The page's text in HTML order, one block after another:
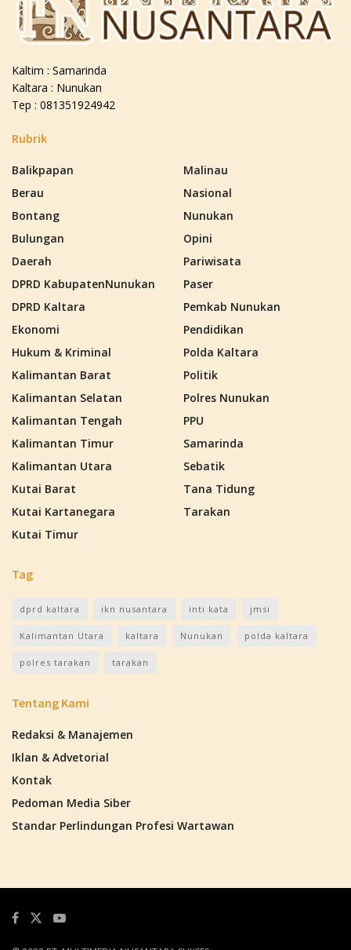
Kaltim : Samarinda
Kaltara : Nunukan
Tep : 081351924942
Rubrik
Balikpapan
Berau
Bontang
Bulungan
Daerah
DPRD KabupatenNunukan
DPRD Kaltara
Ekonomi
Hukum & Kriminal
Kalimantan Barat
Kalimantan Selatan
Kalimantan Tengah
Kalimantan Timur
Kalimantan Utara
Kutai Barat
Kutai Kartanegara
Kutai Timur
Malinau
Nasional
Nunukan
Opini
Pariwisata
Paser
Pemkab Nunukan
Pendidikan
Polda Kaltara
Politik
Polres Nunukan
PPU
Samarinda
Sebatik
Tana Tidung
Tarakan
Tag
dprd kaltara ikn nusantara inti kata jmsi
Kalimantan Utara kaltara Nunukan polda kaltara
polres tarakan tarakan
Tentang Kami
Redaksi & Manajemen
Iklan & Advetorial
Kontak
Pedoman Media Siber
Standar Perlindungan Profesi Wartawan